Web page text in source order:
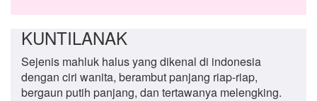
KUNTILANAK
Sejenis mahluk halus yang dikenal di indonesia
dengan ciri wanita, berambut panjang riap-riap,
bergaun putih panjang, dan tertawanya melengking.